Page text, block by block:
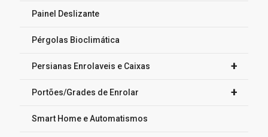
Painel Deslizante
Pérgolas Bioclimática
+
Persianas Enrolaveis e Caixas
+
Portões/Grades de Enrolar
Smart Home e Automatismos